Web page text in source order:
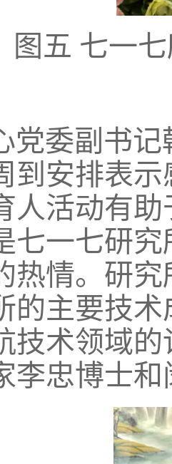
图五 七一
党委副书
到安排表
人活动有
七一七研
热情。研
的主要技
技术领域
李忠博士